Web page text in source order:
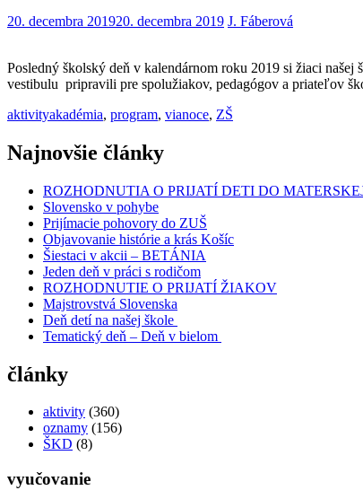
20. decembra 201920. decembra 2019 J. Fáberová
Posledný školský deň v kalendárnom roku 2019 si žiaci
vestibulu pripravili pre spolužiakov, pedagógov a priateľov
aktivityakadémia, program, vianoce, ZŠ
Najnovšie články
ROZHODNUTIA O PRIJATÍ DETI DO
Slovensko v pohybe
Prijímacie pohovory do ZUŠ
Objavovanie histórie a krás Košíc
Šiestaci v akcii – BETÁNIA
Jeden deň v práci s rodičom
ROZHODNUTIE O PRIJATÍ ŽIAKOV
Majstrovstvá Slovenska
Deň detí na našej škole
Tematický deň – Deň v bielom
články
aktivity (360)
oznamy (156)
ŠKD (8)
vyučovanie